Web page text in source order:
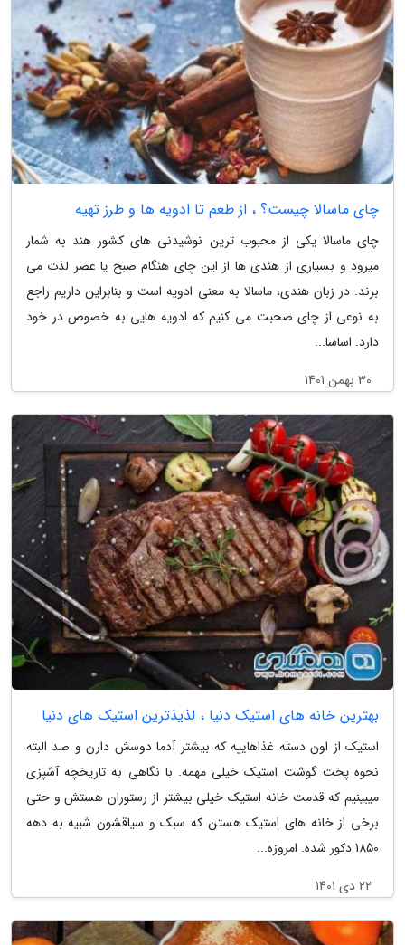
چای ماسالا چیست؟ ، از طعم تا ادویه ها و طرز تهیه
چای ماسالا یکی از محبوب ترین نوشیدنی های کشور هند به شمار
میرود و بسیاری از هندی ها از این چای هنگام صبح یا عصر لذت می
برند. در زبان هندی، ماسالا به معنی ادویه است و بنابراین داریم راجع
به نوعی از چای صحبت می کنیم که ادویه هایی به خصوص در خود
دارد. اساسا...
30 بهمن 1401
بهترین خانه های استیک دنیا ، لذیذترین استیک های دنیا
استیک از اون دسته غذاهاییه که بیشتر آدما دوسش دارن و صد البته
نحوه پخت گوشت استیک خیلی مهمه. با نگاهی به تاریخچه آشپزی
میبینیم که قدمت خانه استیک خیلی بیشتر از رستوران هستش و حتی
برخی از خانه های استیک هستن که سبک و سیاقشون شبیه به دهه
1850 دکور شده. امروزه...
22 دی 1401